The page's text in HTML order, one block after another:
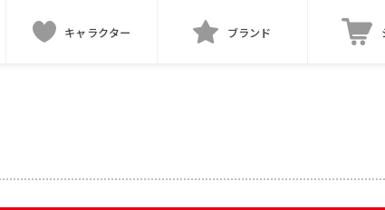
キャラクター ブランド